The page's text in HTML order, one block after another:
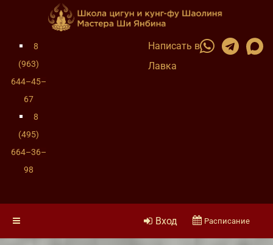
8
(963)
644–45–
67
8
(495)
664–36–
98
Написать в
Лавка
Вход Расписание